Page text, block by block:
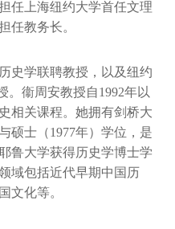
任上海纽约大学首任文理
任教务长。
史学联聘教授，以及纽约
。衞周安教授自1992年以
相关课程。她拥有剑桥大
硕士（1977年）学位，是
鲁大学获得历史学博士学
域包括近代早期中国历
文化等。